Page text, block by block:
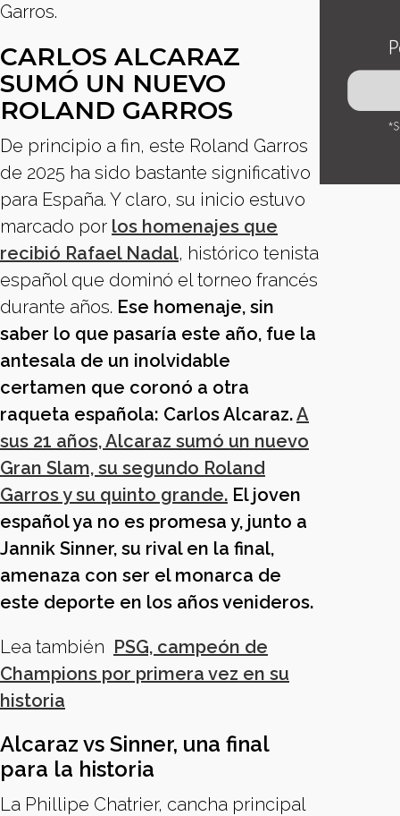
Garros.
CARLOS ALCARAZ
SUMÓ UN NUEVO
ROLAND GARROS
De principio a fin, este Roland Garros
de 2025 ha sido bastante significativo
para España. Y claro, su inicio estuvo
marcado por los homenajes que
recibió Rafael Nadal, histórico tenista
español que dominó el torneo francés
durante años. Ese homenaje, sin
saber lo que pasaría este año, fue la
antesala de un inolvidable
certamen que coronó a otra
raqueta española: Carlos Alcaraz.A
sus 21 años, Alcaraz sumó un nuevo
Gran Slam, su segundo Roland
Garros y su quinto grande. El joven
español ya no es promesa y, junto a
Jannik Sinner, su rival en la final,
amenaza con ser el monarca de
este deporte en los años venideros.
Lea también PSG, campeón de
Champions por primera vez en su
historia
Alcaraz vs Sinner, una final
para la historia
La Phillipe Chatrier, cancha principal